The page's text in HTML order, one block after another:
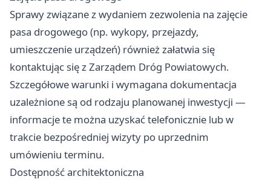
Sprawy związane z wydaniem zezwolenia na zajęcie
pasa drogowego (np. wykopy, przejazdy,
umieszczenie urządzeń) również załatwia się
kontaktując się z Zarządem Dróg Powiatowych.
Szczegółowe warunki i wymagana dokumentacja
uzależnione są od rodzaju planowanej inwestycji —
informacje te można uzyskać telefonicznie lub w
trakcie bezpośredniej wizyty po uprzednim
umówieniu terminu.
Dostępność architektoniczna